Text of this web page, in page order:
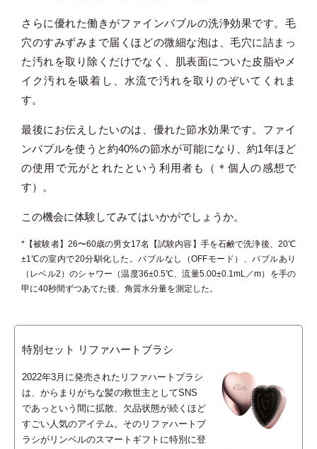
さらに優れた働きがファインバブルの洗浄効果です。毛
穴のすみずみまで届くほどの微細な泡は、毛穴に詰まっ
た汚れを取り除くだけでなく、肌表面についた皮脂やメ
イク汚れを吸着し、水流で汚れを取りのぞいてくれま
す。
最後にお伝えしたいのは、優れた節水効果です。ファイ
ンバブルを使うと約40%の節水が可能になり、約1年ほど
の使用で元がとれたという利用者も（＊個人の感想で
す）。
この機会に体験してみてはいかがでしょうか。
*【被験者】26〜60歳の男女17名【試験内容】手を石鹸で洗浄後、20℃
±1℃の室内で20分馴化した。バブルなし（OFFモード）、バブルあり
（レベル2）のシャワー（温度36±0.5℃、流量5.00±0.1mL／m）を手の
甲に40秒間ずつあてた後、角質水分量を測定した。
特別セット リファハートブラシ
2022年3月に発売されたリファハートブラシ
は、からまりがちな髪の救世主としてSNS
であっという間に拡散、欠品状態が続くほど
すごい人気のアイテム。そのリファハートブ
ラシがリンベルのスマートギフトに特別に登